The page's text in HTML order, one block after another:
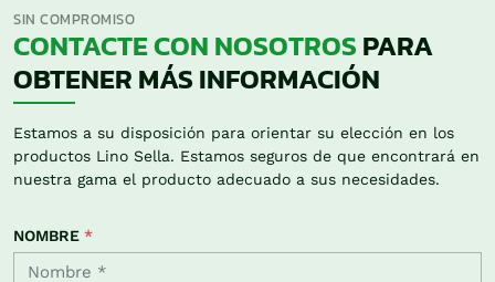
SIN COMPROMISO
CONTACTE CON NOSOTROSPARA
OBTENER MÁS INFORMACIÓN
Estamos a su disposición para orientar su elección en los
productos Lino Sella. Estamos seguros de que encontrará en
nuestra gama el producto adecuado a sus necesidades.
NOMBRE *